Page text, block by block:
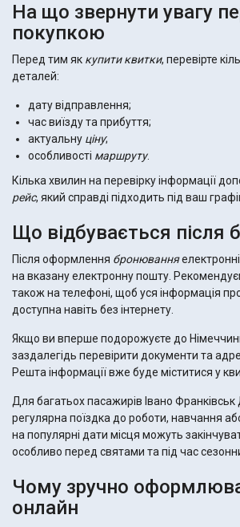
На що звернути увагу
покупкою
Перед тим як купити квитки, перевірте
деталей:
дату відправлення;
час виїзду та прибуття;
актуальну ціну;
особливості маршруту.
Кілька хвилин на перевірку інформації
рейс, який справді підходить під ваш
Що відбувається після
Після оформлення бронюванняелектронні
на вказану електронну пошту.
також на телефоні, щоб уся інформація
доступна навіть без інтернету.
Якщо ви вперше подорожуєте до
заздалегідь перевірити документи та
Решта інформації вже буде міститися у
Для багатьох пасажирів Івано
регулярна поїздка до роботи, навчання
на популярні дати місця можуть
особливо перед святами та під час
Чому зручно
онлайн